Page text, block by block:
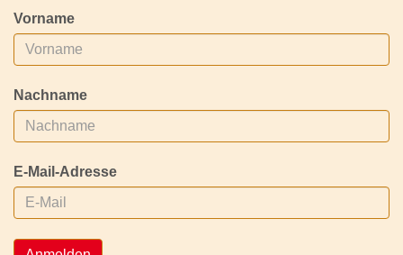
Vorname
Nachname
E-Mail-Adresse